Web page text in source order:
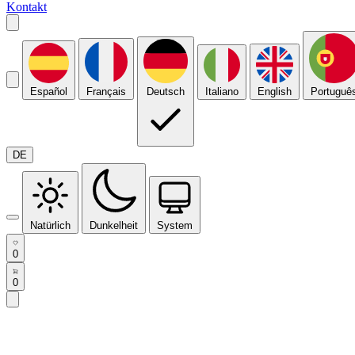
Kontakt
Español Français Deutsch Italiano English
DE
Natürlich Dunkelheit System
0
0